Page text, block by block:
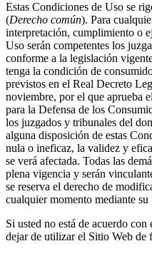
Estas Condiciones de Uso se
(Derecho común). Para
interpretación, cumplimiento o
Uso serán competentes los
conforme a la legislación
tenga la condición de
previstos en el Real Decreto
noviembre, por el que aprueba
para la Defensa de los
los juzgados y tribunales del
alguna disposición de estas
nula o ineficaz, la validez y
se verá afectada. Todas las
plena vigencia y serán
se reserva el derecho de
cualquier momento mediante
Si usted no está de acuerdo
dejar de utilizar el Sitio Web de